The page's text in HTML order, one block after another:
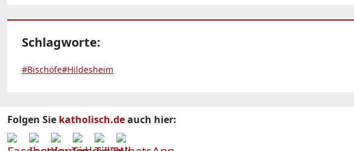
Schlagworte:
#Bischöfe#Hildesheim
Folgen Sie katholisch.deauch hier: